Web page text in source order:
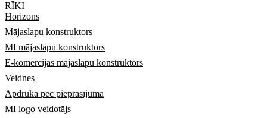
RĪKI
Horizons
Mājaslapu konstruktors
MI mājaslapu konstruktors
E-komercijas mājaslapu konstruktors
Veidnes
Apdruka pēc pieprasījuma
MI logo veidotājs